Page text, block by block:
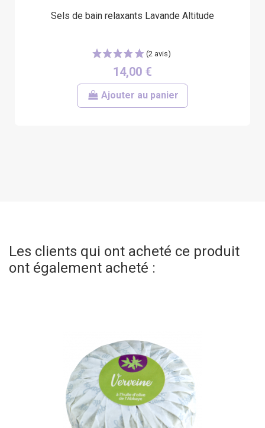
Sels de bain relaxants Lavande Altitude
14,00 €
Ajouter au panier
Les clients qui ont acheté ce produit
ont également acheté :